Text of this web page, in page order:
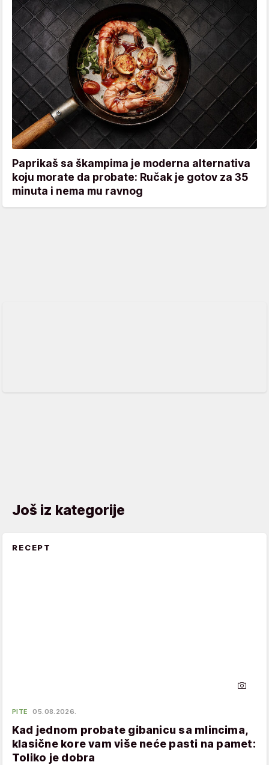
Paprikaš sa škampima je moderna alternativa
koju morate da probate: Ručak je gotov za 35
minuta i nema mu ravnog
Još iz kategorije
RECEPT
PITE 05.08.2026.
Kad jednom probate gibanicu sa mlincima,
klasične kore vam više neće pasti na pamet:
Toliko je dobra